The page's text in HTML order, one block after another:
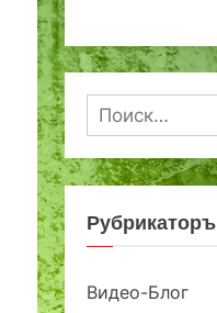
Найти:
Рубрикаторъ
Видео-Блог